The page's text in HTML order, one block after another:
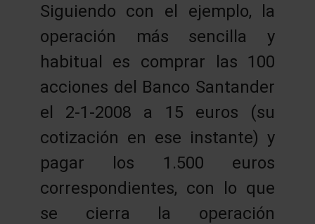
Siguiendo con el ejemplo, la
operación más sencilla y
habitual es comprar las 100
acciones del Banco Santander
el 2-1-2008 a 15 euros (su
cotización en ese instante) y
pagar los 1.500 euros
correspondientes, con lo que
se cierra la operación